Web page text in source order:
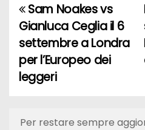
N
a
v
g
Sam Noakes vs
Gianluca Ceglia il 6
settembre a Londra
per l’Europeo dei
leggeri
Per restare sempre